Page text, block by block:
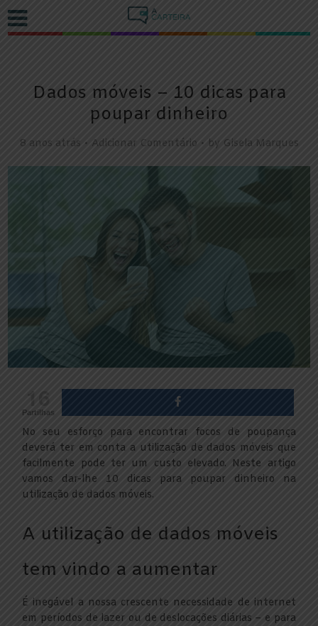
Dados móveis – 10 dicas para
poupar dinheiro
8 anos atrás Adicionar Comentário by Gisela Marques
Partilhas
No seu esforço para encontrar focos de poupança
deverá ter em conta a utilização de dados móveis que
facilmente pode ter um custo elevado. Neste artigo
vamos dar-lhe 10 dicas para poupar dinheiro na
utilização de dados móveis.
A utilização de dados móveis
tem vindo a aumentar
É inegável a nossa crescente necessidade de internet
em períodos de lazer ou de deslocações diárias – e para